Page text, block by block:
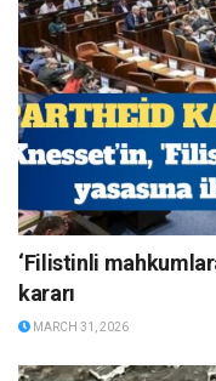
‘Filistinli
kararı
MARCH 31, 2026